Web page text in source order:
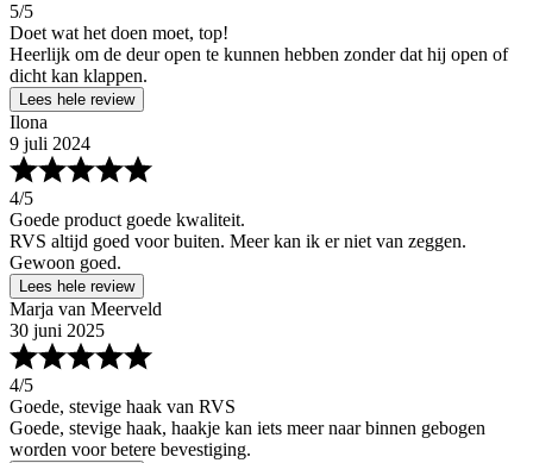
5/5
Doet wat het doen moet, top!
Heerlijk om de deur open te kunnen hebben zonder dat hij open of
dicht kan klappen.
Lees hele review
Ilona
9 juli 2024
4/5
Goede product goede kwaliteit.
RVS altijd goed voor buiten. Meer kan ik er niet van zeggen.
Gewoon goed.
Lees hele review
Marja van Meerveld
30 juni 2025
4/5
Goede, stevige haak van RVS
Goede, stevige haak, haakje kan iets meer naar binnen gebogen
worden voor betere bevestiging.